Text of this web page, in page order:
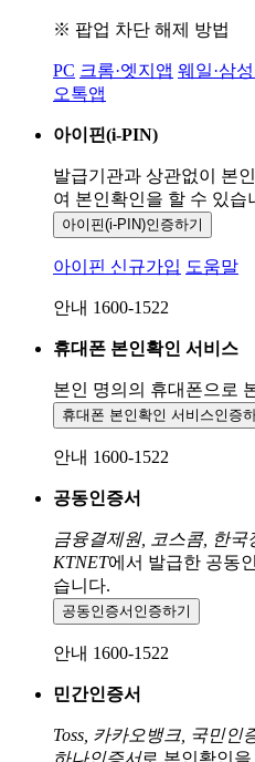
※ 팝업 차단 해제 방법
PC 크롬·엣지앱 웨일·삼
오톡앱
아이핀(i-PIN)
발급기관과 상관없이 본
여 본인확인을 할 수 있습
아이핀(i-PIN)인증하기
아이핀 신규가입 도움말
안내 1600-1522
휴대폰 본인확인 서비스
본인 명의의 휴대폰으로
휴대폰 본인확인 서비스인증
안내 1600-1522
공동인증서
금융결제원, 코스콤, 한
KTNET에서 발급한 공동
습니다.
공동인증서 인증하기
안내 1600-1522
민간인증서
Toss, 카카오뱅크, 국민인